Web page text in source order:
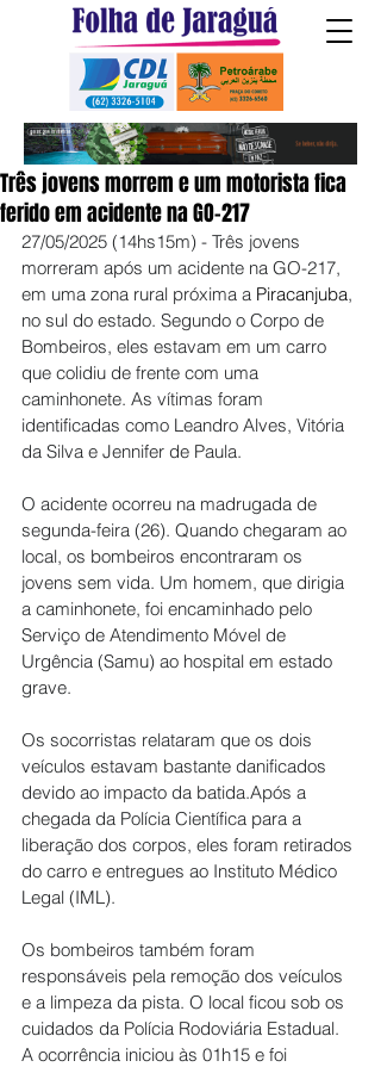
Três jovens morrem e um motorista fica
ferido em acidente na GO-217
27/05/2025 (14hs15m) - Três jovens
morreram após um acidente na GO-217,
em uma zona rural próxima a Piracanjuba,
no sul do estado. Segundo o Corpo de
Bombeiros, eles estavam em um carro
que colidiu de frente com uma
caminhonete. As vítimas foram
identificadas como Leandro Alves, Vitória
da Silva e Jennifer de Paula.
O acidente ocorreu na madrugada de
segunda-feira (26). Quando chegaram ao
local, os bombeiros encontraram os
jovens sem vida. Um homem, que dirigia
a caminhonete, foi encaminhado pelo
Serviço de Atendimento Móvel de
Urgência (Samu) ao hospital em estado
grave.
Os socorristas relataram que os dois
veículos estavam bastante danificados
devido ao impacto da batida.Após a
chegada da Polícia Científica para a
liberação dos corpos, eles foram retirados
do carro e entregues ao Instituto Médico
Legal (IML).
Os bombeiros também foram
responsáveis pela remoção dos veículos
e a limpeza da pista. O local ficou sob os
cuidados da Polícia Rodoviária Estadual.
A ocorrência iniciou às 01h15 e foi